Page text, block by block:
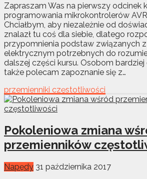
Zapraszam Was na pierwszy odcinek
programowania mikrokontrolerów
Chciałbym, aby niezależnie od
znalazł tu coś dla siebie, dlatego
przypomnienia podstaw związanych
elektrycznym potrzebnych do
dalszej części kursu. Osobom
także polecam zapoznanie się z…
przemienniki częstotliwości
Pokoleniowa zmiana
przemienników
Napędy 31 października 2017